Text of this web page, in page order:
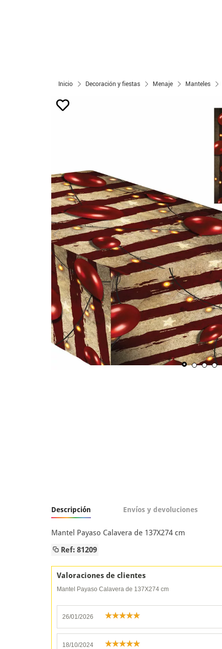
Inicio Decoración y fiestas Menaje Manteles
Descripción Envíos y devoluciones
Mantel Payaso Calavera de 137X274 cm
Ref: 81209
Valoraciones de clientes
Mantel Payaso Calavera de 137X274 cm
26/01/2026
18/10/2024